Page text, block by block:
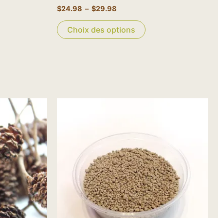
$24.98 – $29.98
Choix des options
$2.98.